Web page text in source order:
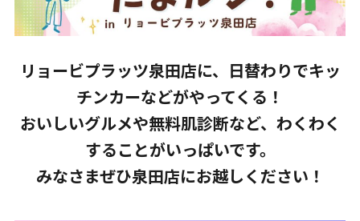
リョービプラッツ泉田店に、 日替わりでキッ
チンカーなどがやってくる！
おいしいグルメや無料肌診断など、わくわく
することがいっぱいです。
みなさまぜひ泉田店にお越しください！